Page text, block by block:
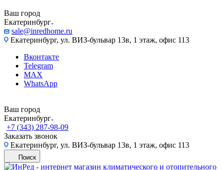
Ваш город
Екатеринбург
sale@inredhome.ru
Екатеринбург, ул. ВИЗ-бульвар 13в, 1 этаж, офис 113
Вконтакте
Telegram
MAX
WhatsApp
Ваш город
Екатеринбург
+7 (343) 287-98-09
Заказать звонок
Екатеринбург, ул. ВИЗ-бульвар 13в, 1 этаж, офис 113
Поиск